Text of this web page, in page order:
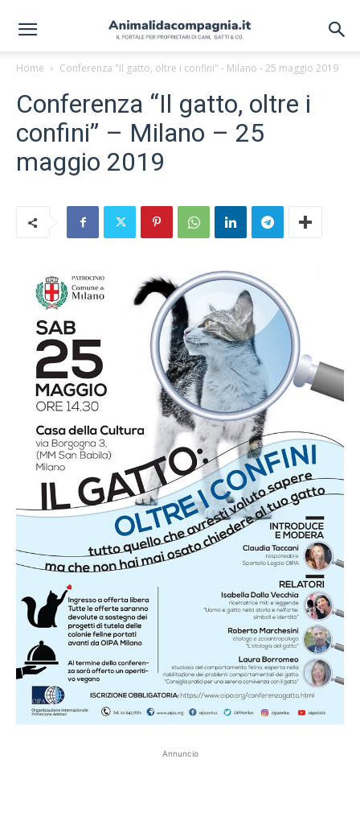
Home Conferenza "Il gatto, oltre i confini" - Milano - 25 maggio 2019
Conferenza “Il gatto, oltre i
confini” – Milano – 25
maggio 2019
Annuncio